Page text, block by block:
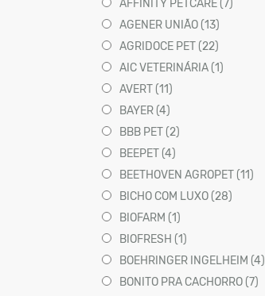
AFFINITY PETCARE (7)
AGENER UNIÃO (13)
AGRIDOCE PET (22)
AIC VETERINÁRIA (1)
AVERT (11)
BAYER (4)
BBB PET (2)
BEEPET (4)
BEETHOVEN AGROPET (11)
BICHO COM LUXO (28)
BIOFARM (1)
BIOFRESH (1)
BOEHRINGER INGELHEIM (4)
BONITO PRA CACHORRO (7)